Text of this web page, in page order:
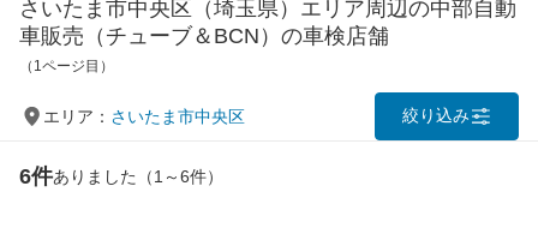
さいたま市中央区（埼玉県）エリア周辺の中部自動
車販売（チューブ＆BCN）の車検店舗
（1ページ目）
エリア： さいたま市中央区 絞り込み
6件ありました（1～6件）